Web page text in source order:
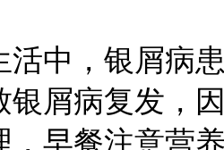
，银屑病患
银屑病复发，
，早餐注意营